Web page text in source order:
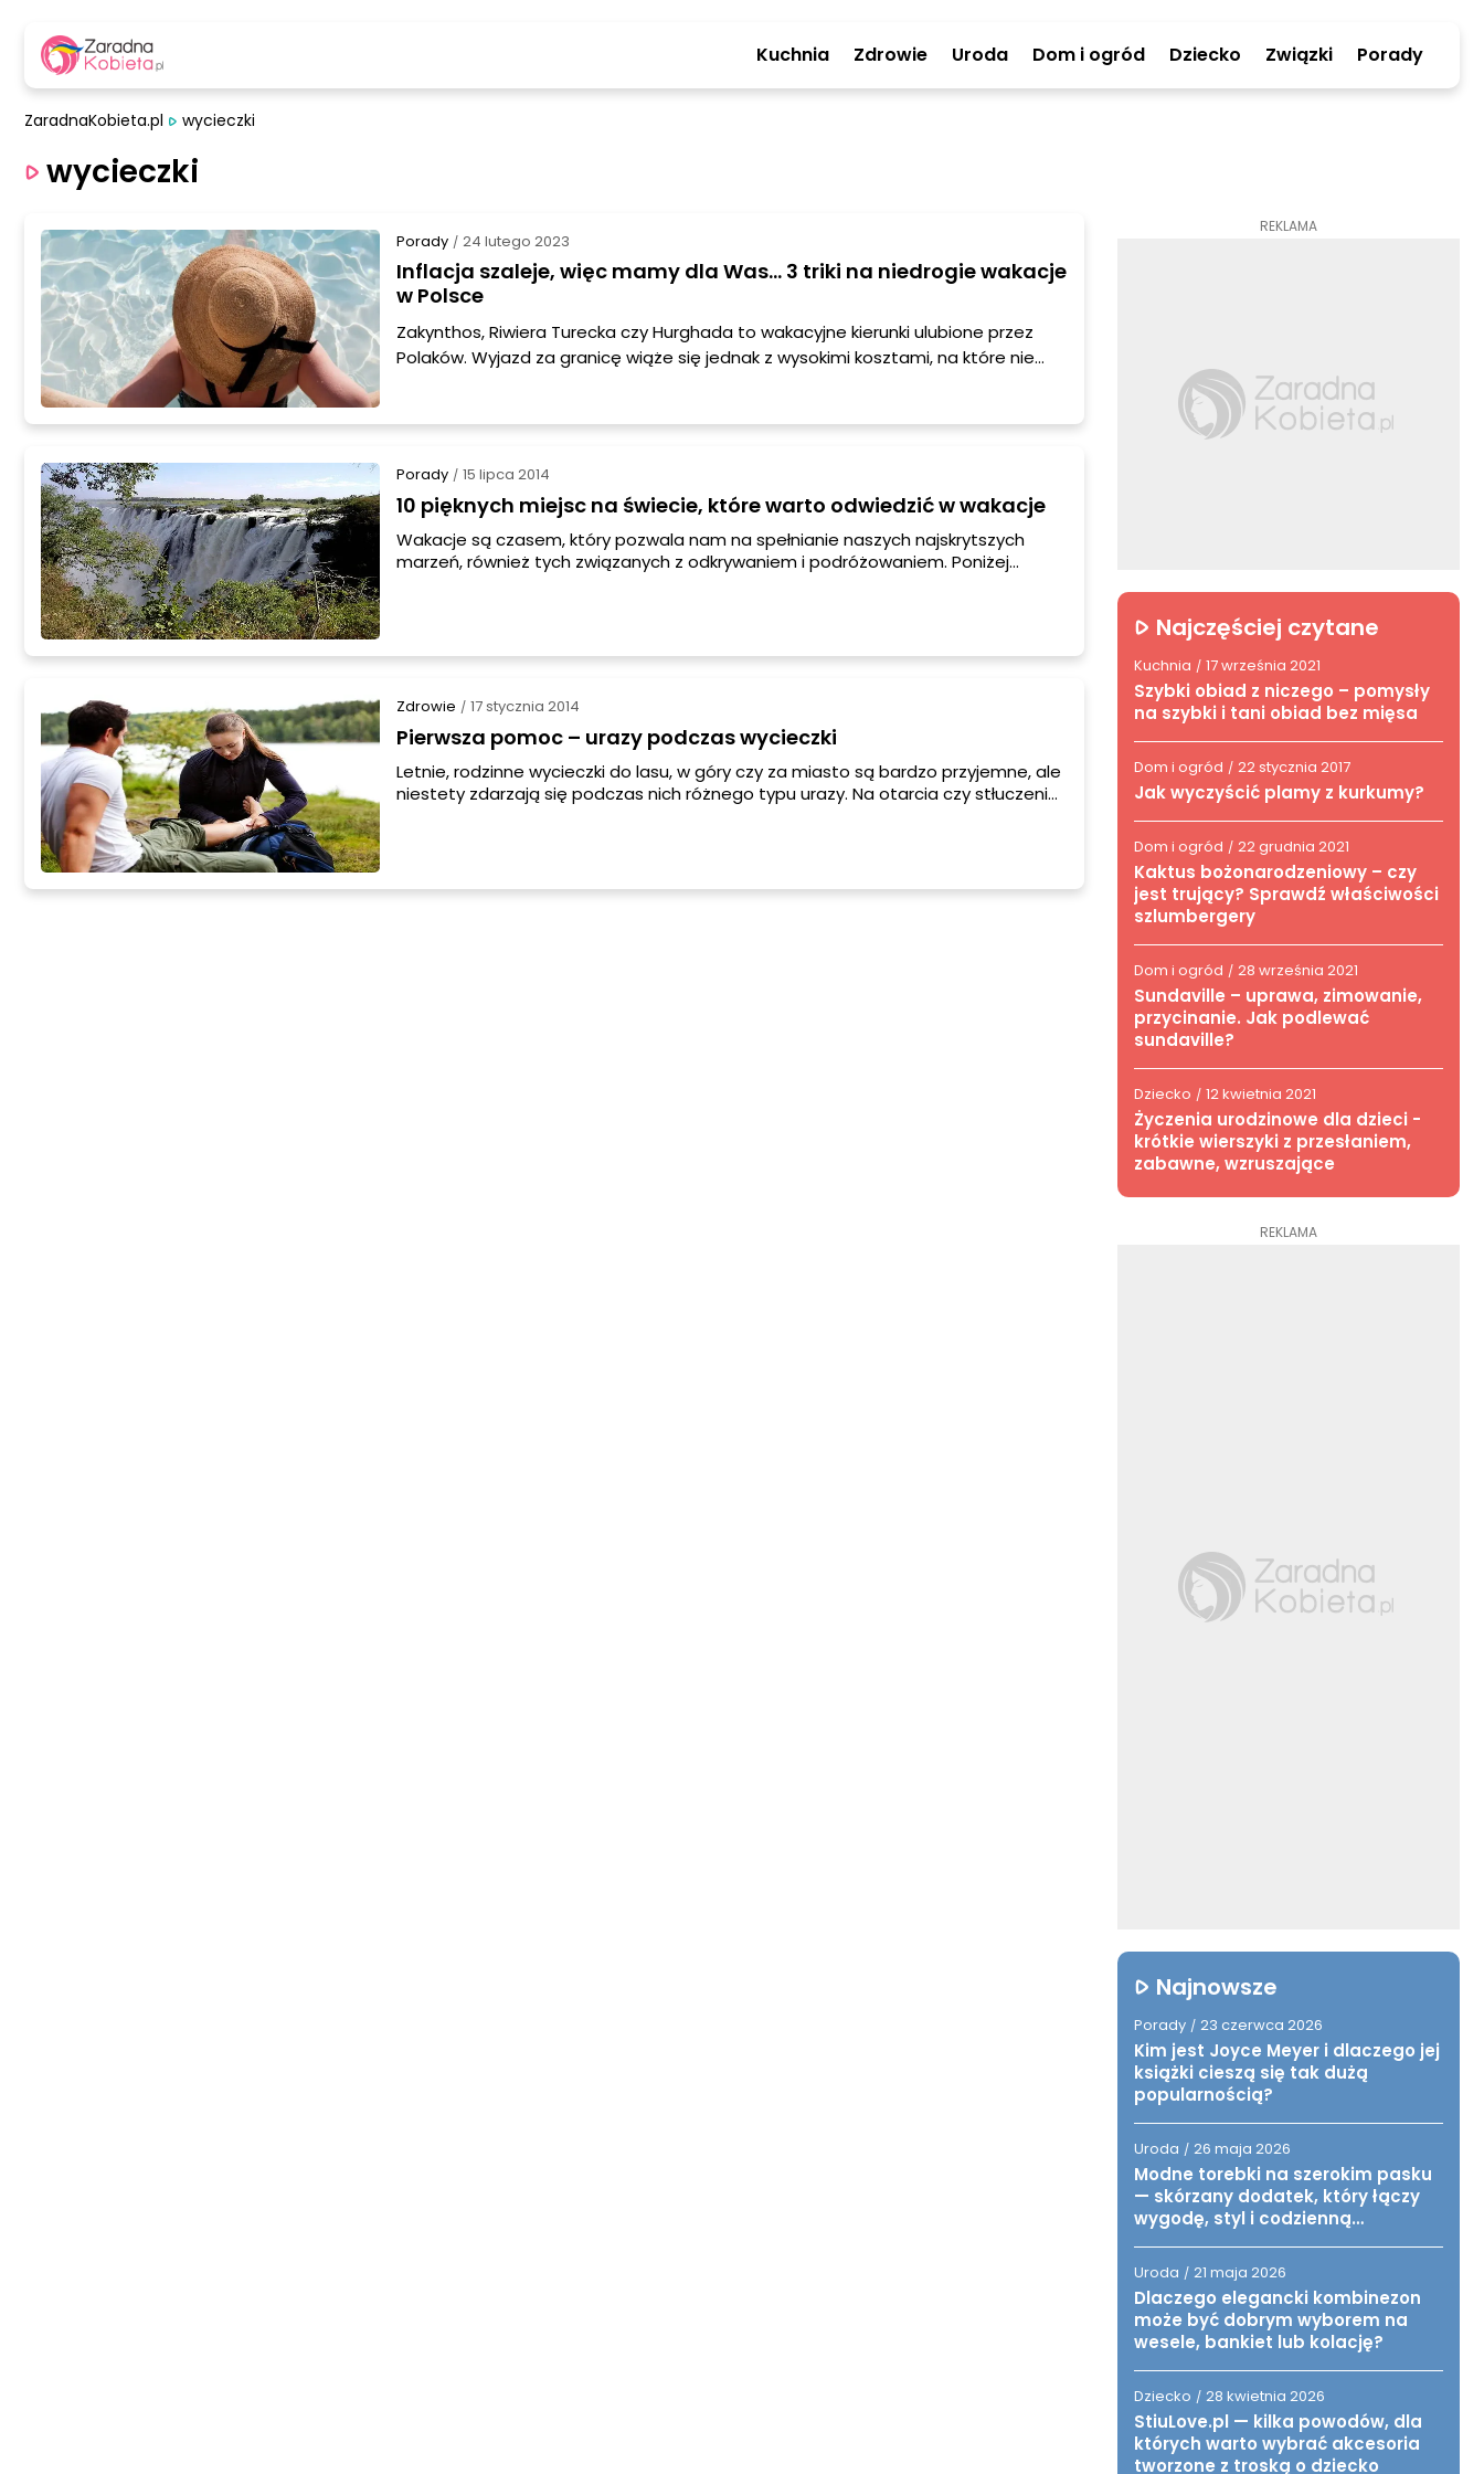
Kuchnia Zdrowie Uroda Dom i ogród Dziecko Związki Porady
ZaradnaKobieta.pl wycieczki
wycieczki
Porady / 24 lutego 2023
Inflacja szaleje, więc mamy dla Was... 3 triki na niedrogie wakacje
w Polsce
Zakynthos, Riwiera Turecka czy Hurghada to wakacyjne kierunki ulubione przez
Polaków. Wyjazd za granicę wiąże się jednak z wysokimi kosztami, na które nie
wakacje.
Porady / 15 lipca 2014
10 pięknych miejsc na świecie, które warto odwiedzić w wakacje
Wakacje są czasem, który pozwala nam na spełnianie naszych najskrytszych
marzeń, również tych związanych z odkrywaniem i podróżowaniem. Poniżej
Zdrowie / 17 stycznia 2014
Pierwsza pomoc – urazy podczas wycieczki
Letnie, rodzinne wycieczki do lasu, w góry czy za miasto są bardzo przyjemne, ale
niestety zdarzają się podczas nich różnego typu urazy. Na otarcia czy stłuczenia
REKLAMA
Najczęściej czytane
Kuchnia / 17 września 2021
Szybki obiad z niczego – pomysły
na szybki i tani obiad bez mięsa
Dom i ogród / 22 stycznia 2017
Jak wyczyścić plamy z kurkumy?
Dom i ogród / 22 grudnia 2021
Kaktus bożonarodzeniowy – czy
jest trujący? Sprawdź właściwości
szlumbergery
Dom i ogród / 28 września 2021
Sundaville – uprawa, zimowanie,
przycinanie. Jak podlewać
sundaville?
Dziecko / 12 kwietnia 2021
Życzenia urodzinowe dla dzieci -
krótkie wierszyki z przesłaniem,
zabawne, wzruszające
REKLAMA
Najnowsze
Porady / 23 czerwca 2026
Kim jest Joyce Meyer i dlaczego jej
książki cieszą się tak dużą
popularnością?
Uroda / 26 maja 2026
Modne torebki na szerokim pasku
— skórzany dodatek, który łączy
wygodę, styl i codzienną
Uroda / 21 maja 2026
Dlaczego elegancki kombinezon
może być dobrym wyborem na
wesele, bankiet lub kolację?
Dziecko / 28 kwietnia 2026
StiuLove.pl — kilka powodów, dla
których warto wybrać akcesoria
tworzone z troską o dziecko